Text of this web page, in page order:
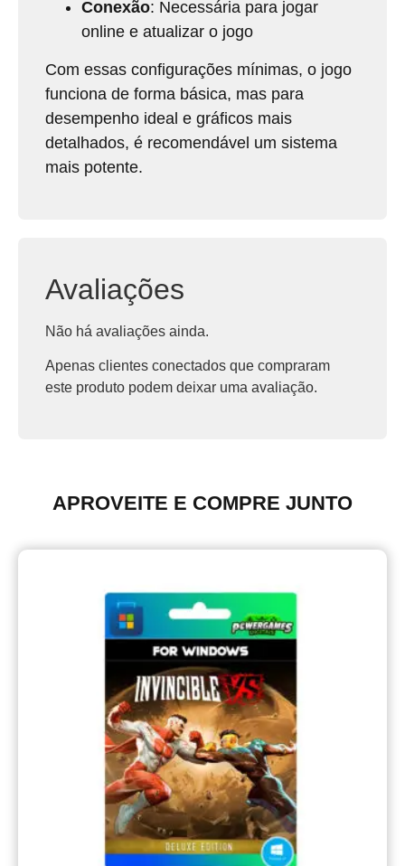
Conexão: Necessária para jogar
online e atualizar o jogo
Com essas configurações mínimas, o jogo
funciona de forma básica, mas para
desempenho ideal e gráficos mais
detalhados, é recomendável um sistema
mais potente.
Avaliações
Não há avaliações ainda.
Apenas clientes conectados que compraram
este produto podem deixar uma avaliação.
APROVEITE E COMPRE JUNTO